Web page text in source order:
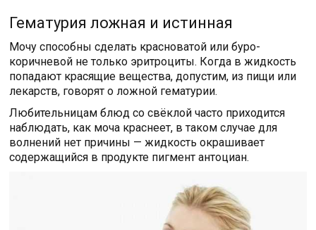
Гематурия ложная и истинная
Мочу способны сделать красноватой или буро-
коричневой не только эритроциты. Когда в жидкость
попадают красящие вещества, допустим, из пищи или
лекарств, говорят о ложной гематурии.
Любительницам блюд со свёклой часто приходится
наблюдать, как моча краснеет, в таком случае для
волнений нет причины — жидкость окрашивает
содержащийся в продукте пигмент антоциан.